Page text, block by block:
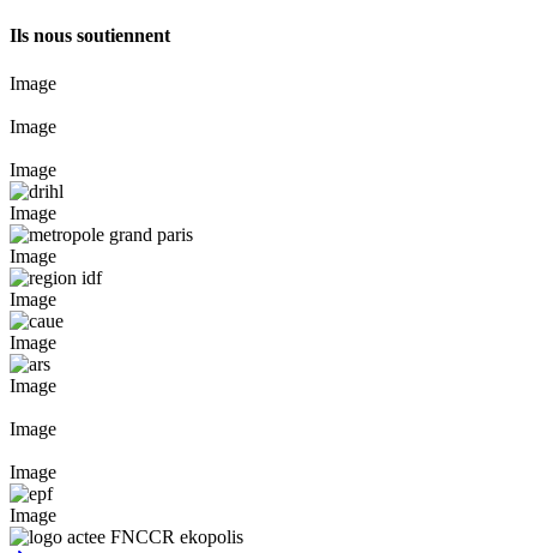
Ils nous soutiennent
Image
Image
Image
Image
Image
Image
Image
Image
Image
Image
Image